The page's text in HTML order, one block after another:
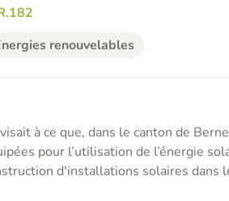
renouvelables
à ce que, dans le canton de
pour l’utilisation de l’énergie
d'installations solaires dans